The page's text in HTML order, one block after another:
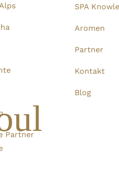
Partner
SPA
Aromen
Partner
Kontakt
Blog